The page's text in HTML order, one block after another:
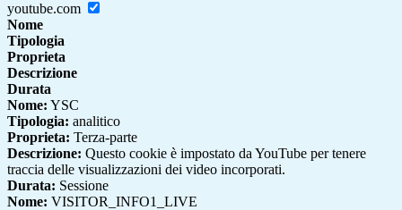
youtube.com
Nome
Tipologia
Proprieta
Descrizione
Durata
Nome: YSC
Tipologia: analitico
Proprieta: Terza-parte
Descrizione: Questo cookie è impostato da YouTube per tenere
traccia delle visualizzazioni dei video incorporati.
Durata: Sessione
Nome: VISITOR_INFO1_LIVE